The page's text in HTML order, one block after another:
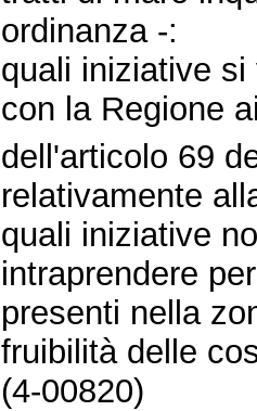
ordinanza -:
quali iniziative
con la Regione
dell'articolo 69
relativamente
quali iniziative
intraprendere
presenti nella
fruibilità delle
(4-00820)